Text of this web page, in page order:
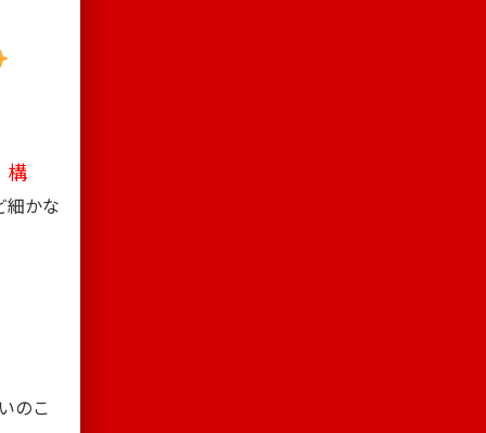
構
細かな
のこ